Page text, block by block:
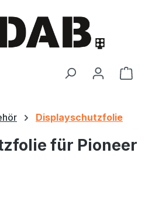
Displayschutzfolie
für Pioneer